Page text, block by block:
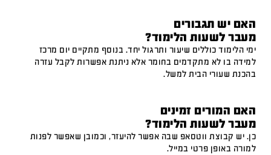
האם יש תגבורים
מעבר לשעות הלימוד?
ימי הלימוד כוללים שיעור ותרגול יחד. בנוסף מתקיים יום מרכז
למידה בו לא מתקדמים בחומר אלא ניתנת אפשרות לקבל עזרה
בהכנת שעורי הבית למשל.
האם המורים זמינים
מעבר לשעות הלימוד?
כן. יש קבוצת ווטסאפ שבה אפשר להיעזר, וכמובן שאפשר לפנות
למורה באופן פרטי במייל.